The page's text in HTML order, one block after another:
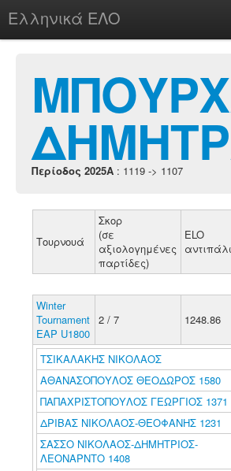
Ελληνικά ΕΛΟ
chesstu.be @ discord
Login
Περίοδος 2025A : 1119 -> 1107
Τουρνουά
Σκορ
(σε
αξιολογημένες
παρτίδες)
ELO
Winter
Tournament
EAP U1800
2 / 7 1248.86
ΤΣΙΚΑΛΑΚΗΣ ΝΙΚΟΛΑΟΣ
ΑΘΑΝΑΣΟΠΟΥΛΟΣ ΘΕΟΔΩΡΟΣ 1580
ΠΑΠΑΧΡΙΣΤΟΠΟΥΛΟΣ ΓΕΩΡΓΙΟΣ 1371
ΔΡΙΒΑΣ ΝΙΚΟΛΑΟΣ-ΘΕΟΦΑΝΗΣ 1231
ΣΑΣΣΟ ΝΙΚΟΛΑΟΣ-ΔΗΜΗΤΡΙΟΣ-
ΛΕΟΝΑΡΝΤΟ 1408